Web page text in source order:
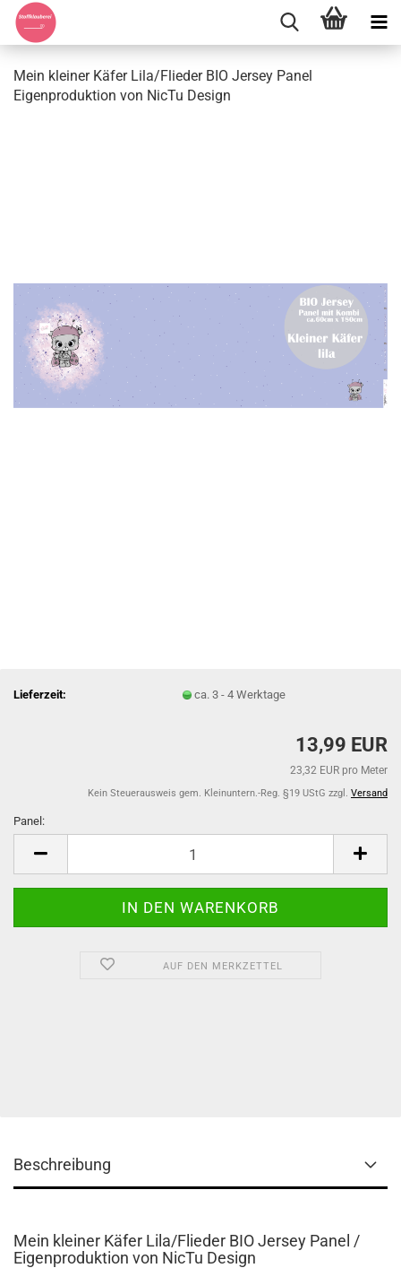
Mein kleiner Käfer Lila/Flieder BIO Jersey Panel
Eigenproduktion von NicTu Design
Lieferzeit: ca. 3 - 4 Werktage
13,99 EUR
23,32 EUR pro Meter
Kein Steuerausweis gem. Kleinuntern.-Reg. §19 UStG zzgl. Versand
Panel:
AUF DEN MERKZETTEL
Beschreibung
Mein kleiner Käfer Lila/Flieder BIO Jersey Panel /
Eigenproduktion von NicTu Design